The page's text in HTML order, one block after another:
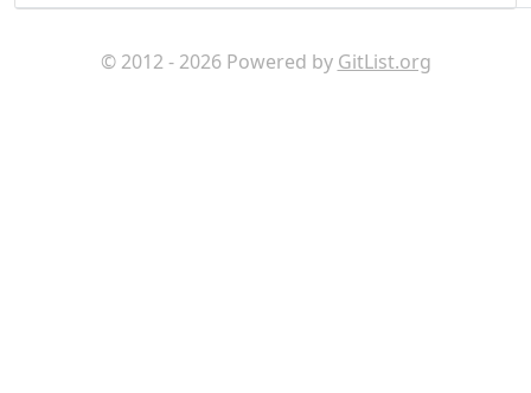
© 2012 - 2026 Powered by GitList.org